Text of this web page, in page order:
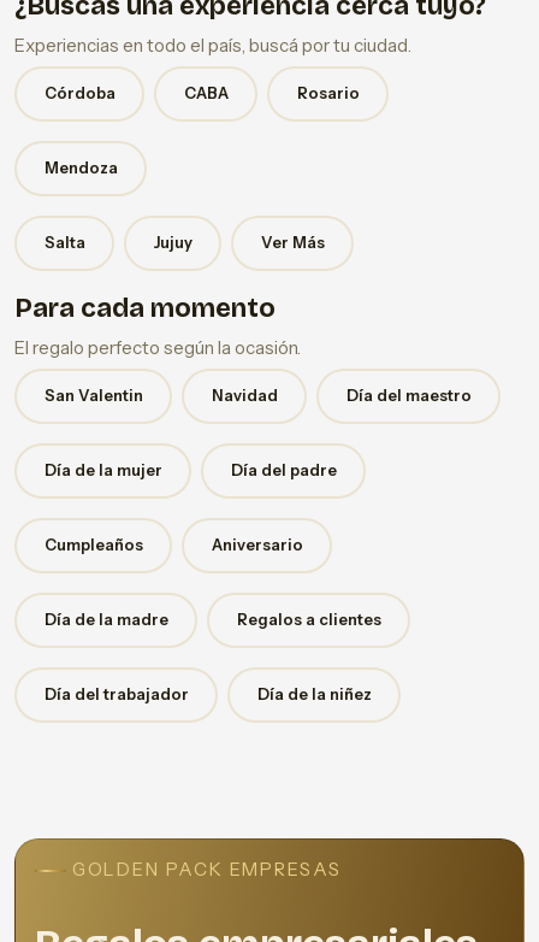
¿Buscás una experiencia cerca tuyo?
Experiencias en todo el país, buscá por tu ciudad.
Córdoba CABA Rosario
Mendoza
Salta Jujuy Ver Más
Para cada momento
El regalo perfecto según la ocasión.
San Valentin Navidad Día del maestro
Día de la mujer Día del padre
Cumpleaños Aniversario
Día de la madre Regalos a clientes
Día del trabajador Día de la niñez
GOLDEN PACK EMPRESAS